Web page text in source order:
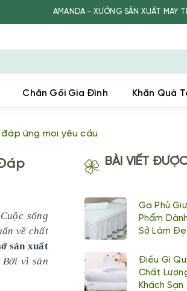
AMANDA - XƯỞNG SẢN XUẤT MAY THEO YÊU
Chăn Gối Gia Đình Khăn Quà
ứng mọi yêu cầu
sống
về chất
sản xuất
vì sản
BÀI VIẾT
Ga Phủ
Phẩm
Sở Làm
Điều Gì
Chất
Khách